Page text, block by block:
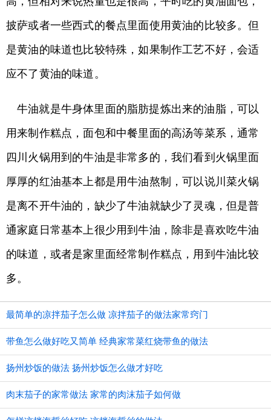
披萨或者一些西式的餐点里面使用黄油的比较多。但
是黄油的味道也比较特殊，如果制作工艺不好，会适
应不了黄油的味道。
牛油就是牛身体里面的脂肪提炼出来的油脂，可以
用来制作糕点，面包和中餐里面的高汤等菜系，通常
四川火锅用到的牛油是非常多的，我们看到火锅里面
厚厚的红油基本上都是用牛油熬制，可以说川菜火锅
是离不开牛油的，缺少了牛油就缺少了灵魂，但是普
通家庭日常基本上很少用到牛油，除非是喜欢吃牛油
的味道，或者是家里面经常制作糕点，用到牛油比较
多。
最简单的凉拌茄子怎么做 凉拌茄子的做法家常窍门
带鱼怎么做好吃又简单 经典家常菜红烧带鱼的做法
扬州炒饭的做法 扬州炒饭怎么做才好吃
肉末茄子的家常做法 家常的肉沫茄子如何做